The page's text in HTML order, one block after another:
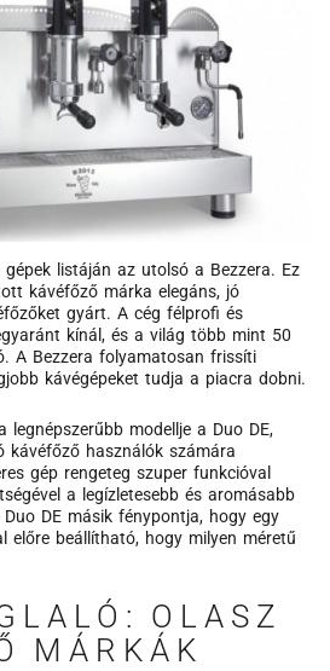
listáján az utolsó a Bezzera. Ez
kávéfőző márka elegáns, jó
gyárt. A cég félprofi és
kínál, és a világ több mint 50
A Bezzera folyamatosan frissíti
kávégépeket tudja a piacra dobni.
legnépszerűbb modellje a Duo DE,
kávéfőző használók számára
gép rengeteg szuper funkcióval
a legízletesebb és aromásabb
DE másik fénypontja, hogy egy
előre beállítható, hogy milyen méretű
OLASZ
MÁRKÁK